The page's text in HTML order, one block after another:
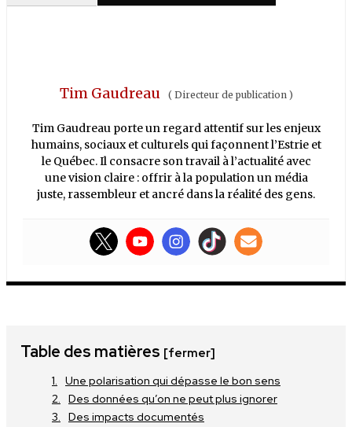
Tim Gaudreau ( Directeur de publication )
Tim Gaudreau porte un regard attentif sur les enjeux
humains, sociaux et culturels qui façonnent l’Estrie et
le Québec. Il consacre son travail à l’actualité avec
une vision claire : offrir à la population un média
juste, rassembleur et ancré dans la réalité des gens.
Table des matières [fermer]
Une polarisation qui dépasse le bon sens
Des données qu’on ne peut plus ignorer
Des impacts documentés